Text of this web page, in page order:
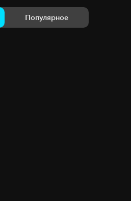
Популярное